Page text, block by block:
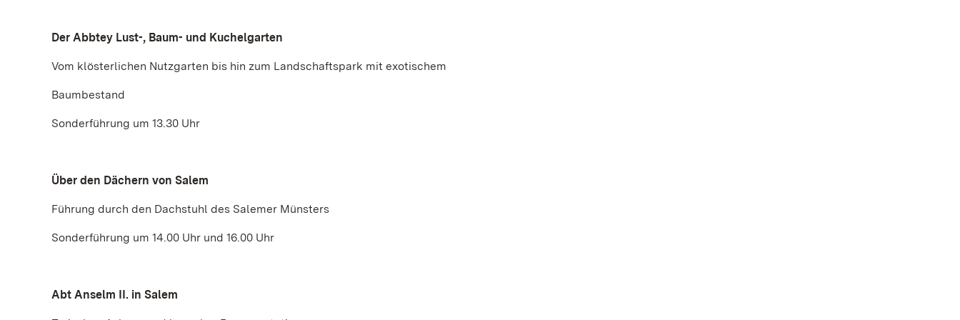
Der Abbtey Lust-, Baum- und Kuchelgarten
Vom klösterlichen Nutzgarten bis hin zum Landschaftspark mit exotischem
Baumbestand
Sonderführung um 13.30 Uhr
Über den Dächern von Salem
Führung durch den Dachstuhl des Salemer Münsters
Sonderführung um 14.00 Uhr und 16.00 Uhr
Abt Anselm II. in Salem